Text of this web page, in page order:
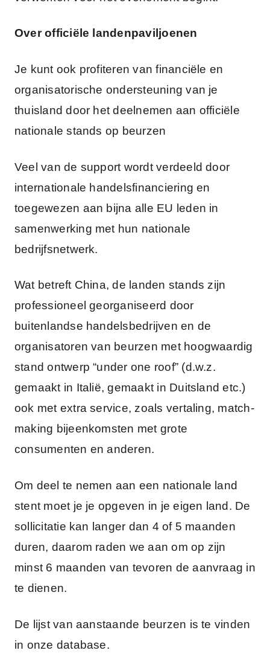
Over officiële landenpaviljoenen
Je kunt ook profiteren van financiële en
organisatorische ondersteuning van je
thuisland door het deelnemen aan officiële
nationale stands op beurzen
Veel van de support wordt verdeeld door
internationale handelsfinanciering en
toegewezen aan bijna alle EU leden in
samenwerking met hun nationale
bedrijfsnetwerk.
Wat betreft China, de landen stands zijn
professioneel georganiseerd door
buitenlandse handelsbedrijven en de
organisatoren van beurzen met hoogwaardig
stand ontwerp “under one roof” (d.w.z.
gemaakt in Italië, gemaakt in Duitsland etc.)
ook met extra service, zoals vertaling, match-
making bijeenkomsten met grote
consumenten en anderen.
Om deel te nemen aan een nationale land
stent moet je je opgeven in je eigen land. De
sollicitatie kan langer dan 4 of 5 maanden
duren, daarom raden we aan om op zijn
minst 6 maanden van tevoren de aanvraag in
te dienen.
De lijst van aanstaande beurzen is te vinden
in onze database.